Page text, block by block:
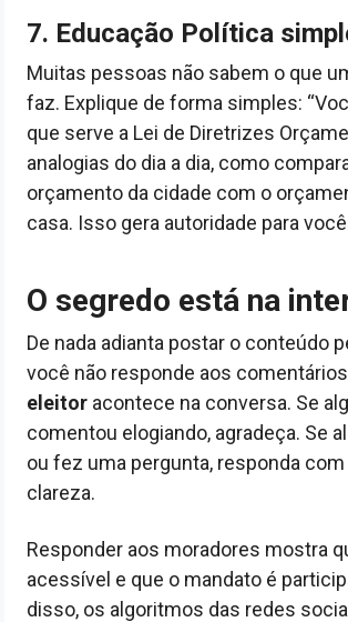
7. Educação Política
Muitas pessoas não sabem o que
faz. Explique de forma simples:
que serve a Lei de Diretrizes
analogias do dia a dia, como
orçamento da cidade com o
casa. Isso gera autoridade para
O segredo está na
De nada adianta postar o conteúdo
você não responde aos
eleitor acontece na conversa. Se
comentou elogiando, agradeça. Se
ou fez uma pergunta, responda
clareza.
Responder aos moradores mostra
acessível e que o mandato é
disso, os algoritmos das redes